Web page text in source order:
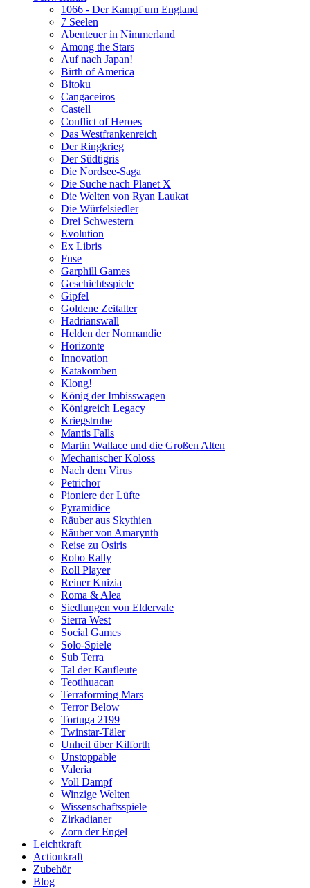
1066 - Der Kampf um England
7 Seelen
Abenteuer in Nimmerland
Among the Stars
Auf nach Japan!
Birth of America
Bitoku
Cangaceiros
Castell
Conflict of Heroes
Das Westfrankenreich
Der Ringkrieg
Der Südtigris
Die Nordsee-Saga
Die Suche nach Planet X
Die Welten von Ryan Laukat
Die Würfelsiedler
Drei Schwestern
Evolution
Ex Libris
Fuse
Garphill Games
Geschichtsspiele
Gipfel
Goldene Zeitalter
Hadrianswall
Helden der Normandie
Horizonte
Innovation
Katakomben
Klong!
König der Imbisswagen
Königreich Legacy
Kriegstruhe
Mantis Falls
Martin Wallace und die Großen Alten
Mechanischer Koloss
Nach dem Virus
Petrichor
Pioniere der Lüfte
Pyramidice
Räuber aus Skythien
Räuber von Amarynth
Reise zu Osiris
Robo Rally
Roll Player
Reiner Knizia
Roma & Alea
Siedlungen von Eldervale
Sierra West
Social Games
Solo-Spiele
Sub Terra
Tal der Kaufleute
Teotihuacan
Terraforming Mars
Terror Below
Tortuga 2199
Twinstar-Täler
Unheil über Kilforth
Unstoppable
Valeria
Voll Dampf
Winzige Welten
Wissenschaftsspiele
Zirkadianer
Zorn der Engel
Leichtkraft
Actionkraft
Zubehör
Blog